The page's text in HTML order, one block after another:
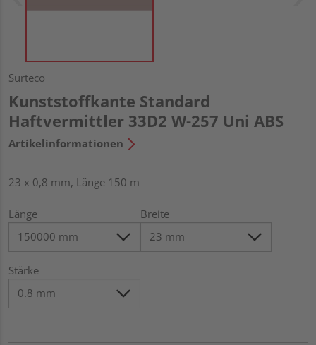
Surteco
Kunststoffkante Standard
Haftvermittler 33D2 W-257 Uni ABS
Artikelinformationen
23 x 0,8 mm, Länge 150 m
Länge Breite
Stärke